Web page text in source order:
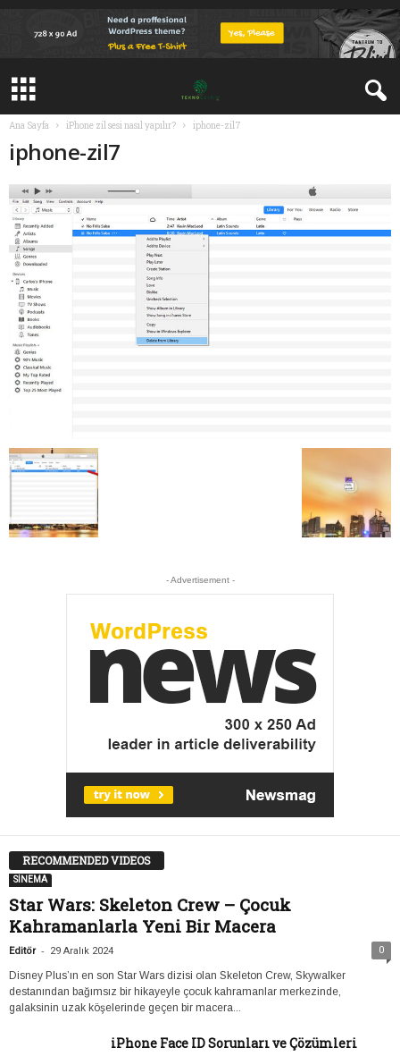
Ana Sayfa iPhone zil sesi nasıl yapılır? iphone-zil7
iphone-zil7
- Advertisement -
RECOMMENDED VIDEOS
SİNEMA
Star Wars: Skeleton Crew – Çocuk
Kahramanlarla Yeni Bir Macera
Editör - 29 Aralık 2024 0
Disney Plus’ın en son Star Wars dizisi olan Skeleton Crew, Skywalker
destanından bağımsız bir hikayeyle çocuk kahramanlar merkezinde,
galaksinin uzak köşelerinde geçen bir macera...
iPhone Face ID Sorunları ve Çözümleri